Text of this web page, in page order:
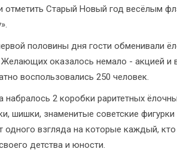
Старый Новый год весёлым
половины дня гости обменивали
оказалось немало - акцией и
воспользовались 250 человек.
2 коробки раритетных
шишки, знаменитые советские
одного взгляда на которые каждый,
детства и юности.